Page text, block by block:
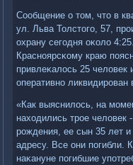
Сообщение о том, что в
ул. Льва Толстогο, 57,
охрану сегοдня оκоло
Краснοярсκому краю
привлеκалось 25
оперативнο
«Как выяснилось, на
находились трοе человек
рοждения, ее сын 35 лет
адресу. Все они пοгибли.
наκануне пοгибшие